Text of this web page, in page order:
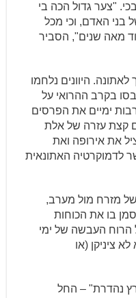
"צער גדול הכה בי
בני האדם, וכי מכל
מאה שנים", הסביר
היוונים נלחמו
בקרב ההרואי על
ימיים את הפרסים
קצת עזרה של אלת
את אירופה ואת
לדמוקרטיה האתונאית
של מזרח מול מערב,
בו את הכוחות
הרוח העבשה של ימי
ציניקן (או
נהדרת" – החל